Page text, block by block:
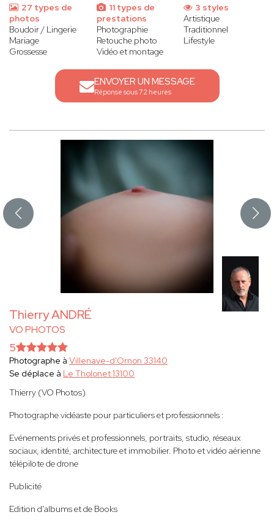
27 types de
photos
Boudoir / Lingerie
Mariage
Grossesse
11 types de
prestations
Photographie
Retouche photo
Vidéo et montage
3 styles
Artistique
Traditionnel
Lifestyle
ENVOYER UN MESSAGE
Réponse sous 72 heures
Thierry ANDRÉ
VO PHOTOS
5
Photographe à Villenave-d'Ornon 33140
Se déplace à Le Tholonet 13100
Thierry (VO Photos)
Photographe vidéaste pour particuliers et professionnels :
Evénements privés et professionnels, portraits, studio, réseaux
sociaux, identité, architecture et immobilier. Photo et vidéo aérienne
télépilote de drone
Publicité
Edition d'albums et de Books